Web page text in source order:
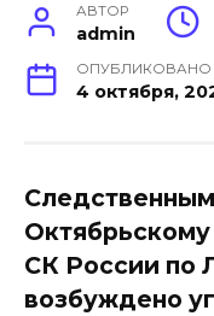
АВТОР
admin
ОПУБЛИКОВАНО
4 октября,
СК России по
возбуждено